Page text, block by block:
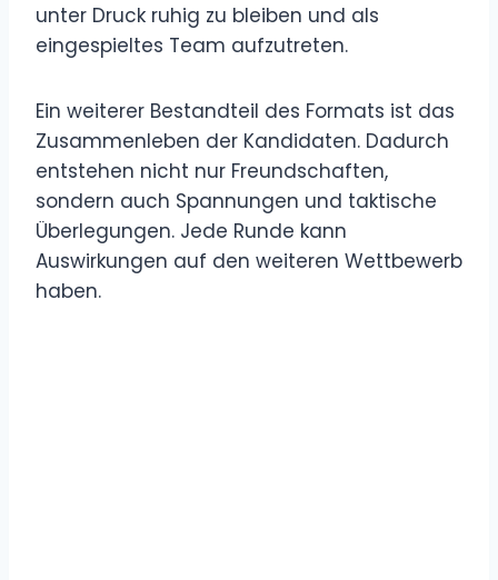
unter Druck ruhig zu bleiben und als
eingespieltes Team aufzutreten.
Ein weiterer Bestandteil des Formats ist das
Zusammenleben der Kandidaten. Dadurch
entstehen nicht nur Freundschaften,
sondern auch Spannungen und taktische
Überlegungen. Jede Runde kann
Auswirkungen auf den weiteren Wettbewerb
haben.